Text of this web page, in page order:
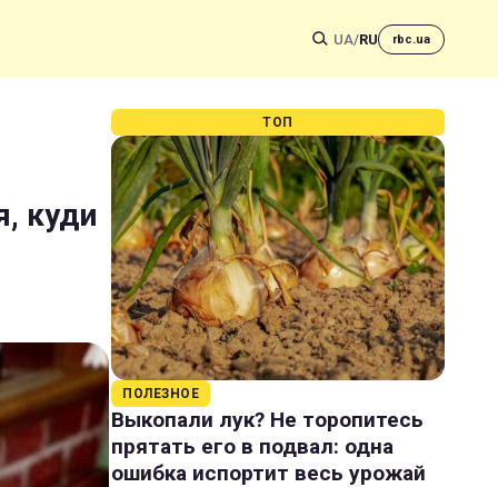
UA/RU rbc.ua
куди
ТОП
ПОЛЕЗНОЕ
Выкопали лук? Не торопитесь
прятать его в подвал: одна
ошибка испортит весь урожай